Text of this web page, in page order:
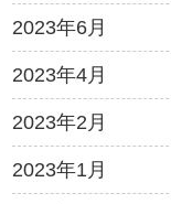
2023年6月
2023年4月
2023年2月
2023年1月